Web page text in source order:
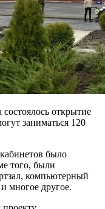
открытие
заниматься 120
было
того, были
компьютерный
многое другое.